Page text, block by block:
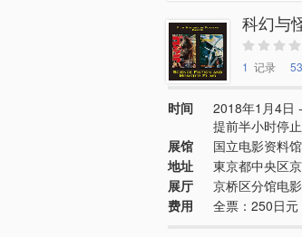
科幻与
1 记录 53
时间
2018年1月4日
提前半小时停
展馆
国立电影资料馆
地址
東京都中央区
展厅
京桥区分馆电
费用
全票：250日